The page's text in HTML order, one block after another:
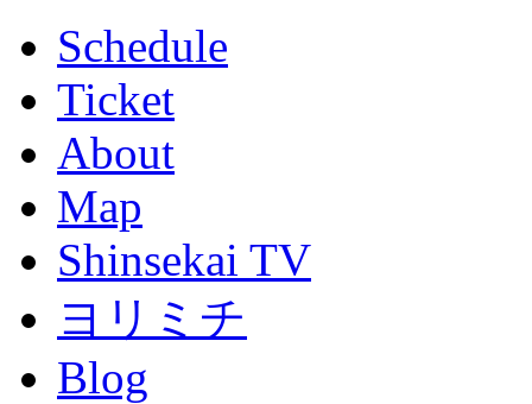
Schedule
Ticket
About
Map
Shinsekai TV
ヨリミチ
Blog